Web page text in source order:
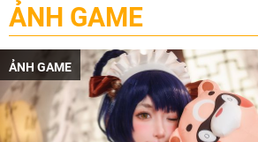
ẢNH GAME
ẢNH GAME